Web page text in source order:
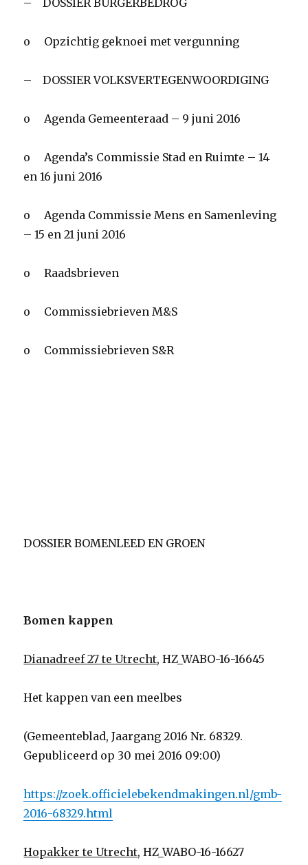
– DOSSIER BURGERBEDROG
o Opzichtig geknoei met vergunning
– DOSSIER VOLKSVERTEGENWOORDIGING
o Agenda Gemeenteraad – 9 juni 2016
o Agenda’s Commissie Stad en Ruimte – 14
en 16 juni 2016
o Agenda Commissie Mens en Samenleving
– 15 en 21 juni 2016
o Raadsbrieven
o Commissiebrieven M&S
o Commissiebrieven S&R
DOSSIER BOMENLEED EN GROEN
Bomen kappen
Dianadreef 27 te Utrecht, HZ_WABO-16-16645
Het kappen van een meelbes
(Gemeenteblad, Jaargang 2016 Nr. 68329.
Gepubliceerd op 30 mei 2016 09:00)
https://zoek.officielebekendmakingen.nl/gmb-
2016-68329.html
Hopakker te Utrecht, HZ_WABO-16-16627